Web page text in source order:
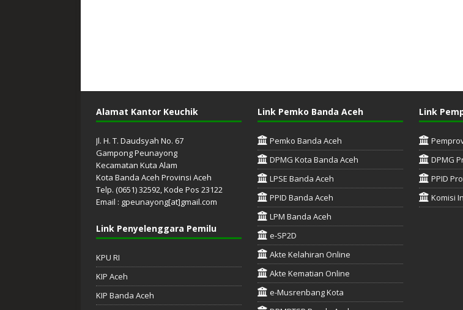
Alamat Kantor Keuchik
Jl. H. T. Daudsyah No. 67
Gampong Peunayong
Kecamatan Kuta Alam
Kota Banda Aceh Provinsi Aceh
Telp. (0651) 32592, Kode Pos 23122
Email : gpeunayong[at]gmail.com
Link Penyelenggara Pemilu
KPU RI
KIP Aceh
KIP Banda Aceh
Link Pemko Banda Aceh
Pemko Banda Aceh
DPMG Kota Banda Aceh
LPSE Banda Aceh
PPID Banda Aceh
LPM Banda Aceh
e-SP2D
Akte Kelahiran Online
Akte Kematian Online
e-Musrenbang Kota
Link
DPMG
PPID
Komisi